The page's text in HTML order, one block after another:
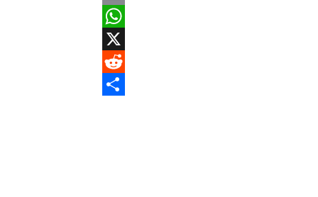
Email
WhatsApp
X
Reddit